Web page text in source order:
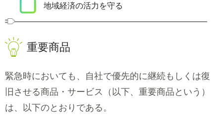
地域経済の活力を守る
重要商品
緊急時においても、自社で優先的に継続もしくは復
旧させる商品・サービス（以下、重要商品という）
は、以下のとおりである。